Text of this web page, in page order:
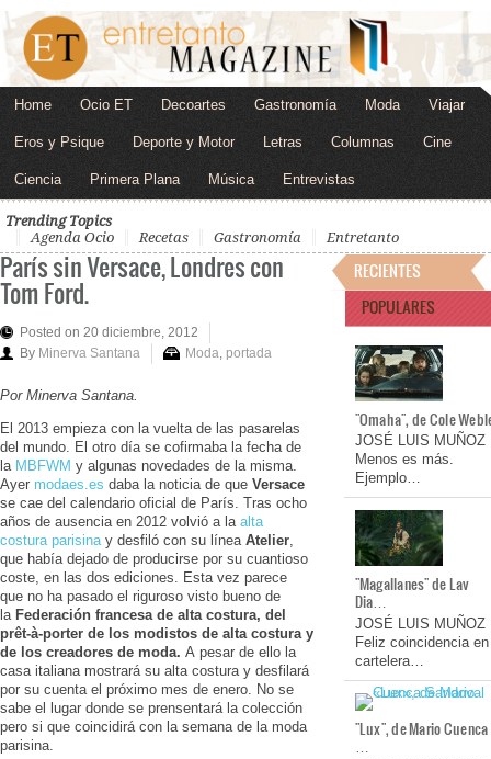
Home Ocio ET Decoartes Gastronomía Moda Viajar
Eros y Psique Deporte y Motor Letras Columnas Cine
Ciencia Primera Plana Música Entrevistas
Trending Topics
Agenda Ocio
Recetas Gastronomía Entretanto
París sin Versace, Londres con
Tom Ford.
Posted on 20 diciembre, 2012
By Minerva Santana Moda portada
Por Minerva Santana.
El 2013 empieza con la vuelta de las pasarelas
del mundo. El otro día se cofirmaba la fecha de
la MBFWM y algunas novedades de la misma.
Ayer modaes.es daba la noticia de que Versace
se cae del calendario oficial de París. Tras ocho
años de ausencia en 2012 volvió a la alta
costura parisina y desfiló con su línea Atelier
que había dejado de producirse por su cuantioso
coste, en las dos ediciones. Esta vez parece
que no ha pasado el riguroso visto bueno de
la Federación francesa de alta costura, del
prêt-à-porter de los modistos de alta costura y
de los creadores de moda. A pesar de ello la
casa italiana mostrará su alta costura y desfilará
por su cuenta el próximo mes de enero. No se
sabe el lugar donde se prensentará la colección
pero si que coincidirá con la semana de la moda
parisina.
RECIENTES
POPULARES
"Omaha", de Cole
JOSÉ LUIS MUÑOZ
Menos es más.
Ejemplo…
"Magallanes" de Lav
Dia…
JOSÉ LUIS MUÑOZ
Feliz coincidencia en
cartelera…
"Lux", de Mario Cuenca
…